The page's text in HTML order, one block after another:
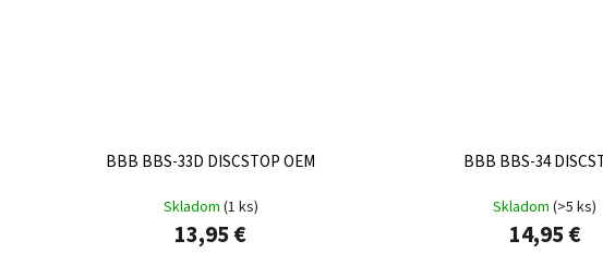
BBB BBS-33D DISCSTOP OEM
Skladom (1 ks)
13,95 €
BBB BBS-34
Skladom(>5 ks)
14,95 €